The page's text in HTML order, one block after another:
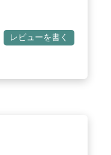
メーカー保証規定
て、おもてなし
取り扱い説明書も
りましたら販売店
サポートを受ける
軽量コンパクト
よりも小さいサイ
しません。スマー
アダプターがご
は65dB（掃除機
レビューを書く